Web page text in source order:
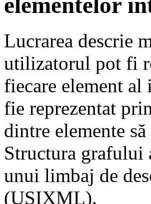
elementelor
Lucrarea descrie
utilizatorul pot fi
fiecare element
fie reprezentat
dintre elemente
Structura grafului
unui limbaj de
(USIXML).